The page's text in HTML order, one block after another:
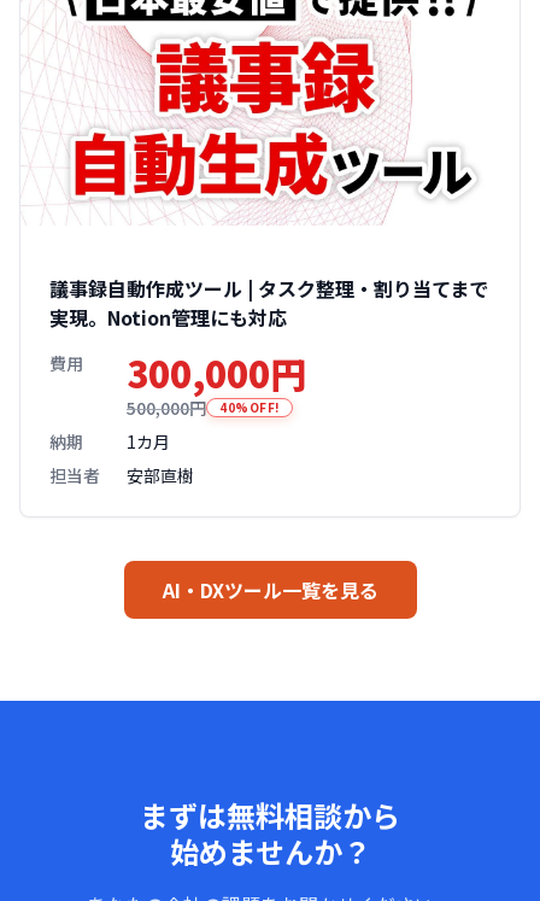
議事録自動作成ツール | タスク整理・割り当てまで
実現。Notion管理にも対応
費用 300,000円
500,000円 40%OFF!
納期
1カ月
担当者
安部直樹
AI・DXツール一覧を見る
まずは無料相談から
始めませんか？